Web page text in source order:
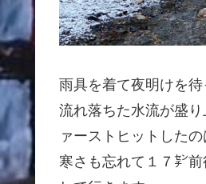
雨具を着て夜明けを
流れ落ちた水流が盛
ァーストヒットしたの
寒さも忘れて１７㌢